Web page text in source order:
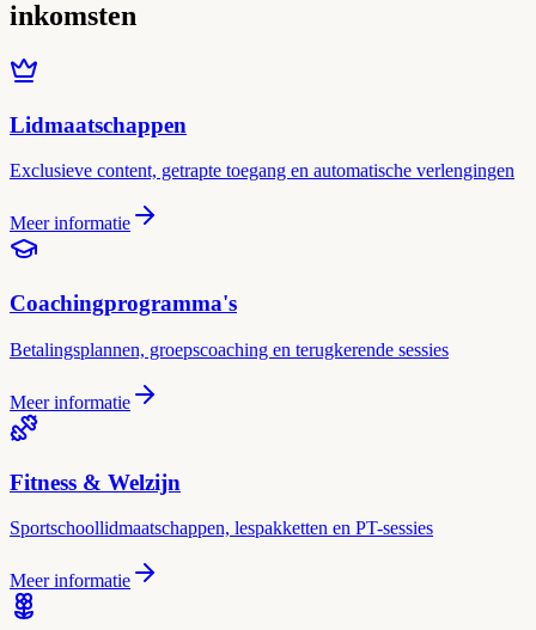
inkomsten
Lidmaatschappen
Exclusieve content, getrapte toegang en automatische verlengingen
Meer informatie
Coachingprogramma's
Betalingsplannen, groepscoaching en terugkerende sessies
Meer informatie
Fitness & Welzijn
Sportschoollidmaatschappen, lespakketten en PT-sessies
Meer informatie